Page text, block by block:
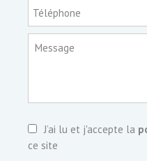
Téléphone
Message
J’ai lu et j'accepte la
ce site